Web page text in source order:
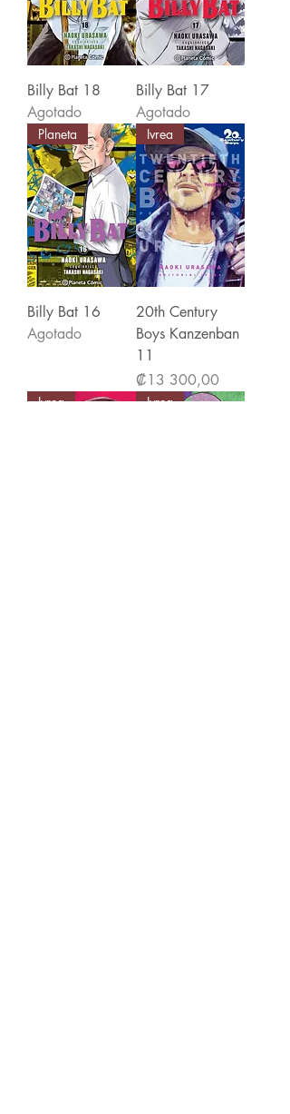
Billy Bat 18
Agotado
Billy Bat 17
Agotado
Planeta
Billy Bat 16
Agotado
Ivrea
20th Century
Boys Kanzenban
11
Precio
₡13 300,00
Ivrea Ivrea